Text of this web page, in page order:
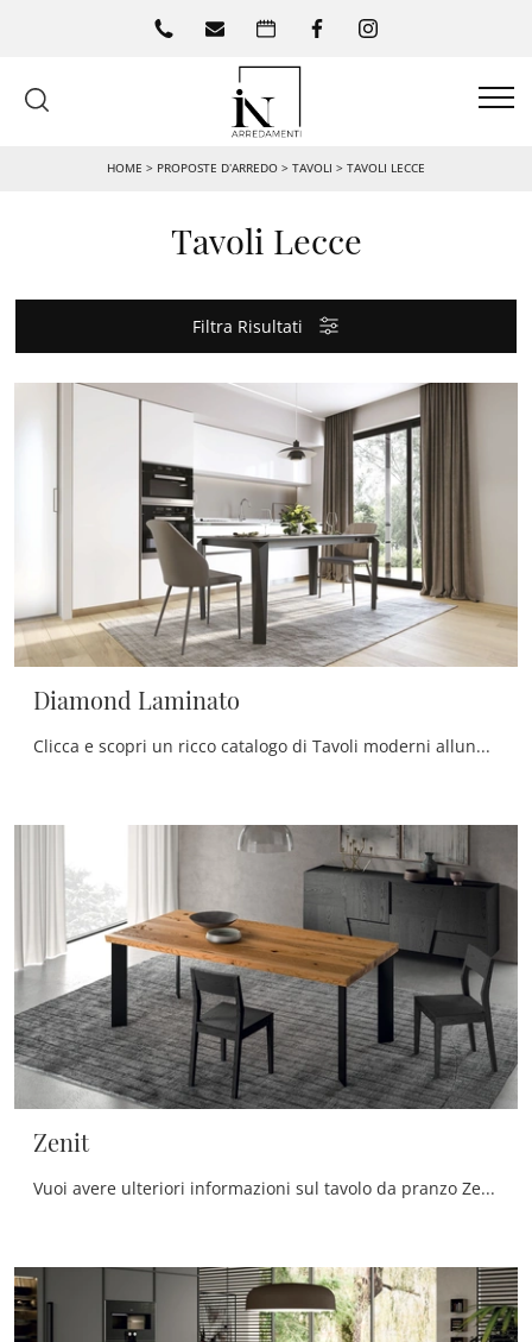
HOME > PROPOSTE D’ARREDO > TAVOLI > TAVOLI LECCE
Tavoli Lecce
Filtra Risultati
Diamond Laminato
Clicca e scopri un ricco catalogo di Tavoli moderni allungabili da cucina! Il modello Diamond Laminato di Zamagna ti attende.
Zenit
Vuoi avere ulteriori informazioni sul tavolo da pranzo Zenit di FGF Mobili? Clicca e ottieni informazioni sui modelli fissi della firma.